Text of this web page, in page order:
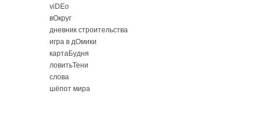
viDEo
вОкруг
дневник строительства
игра в дОмики
картаБудня
ловитьТени
слова
шёпот мира